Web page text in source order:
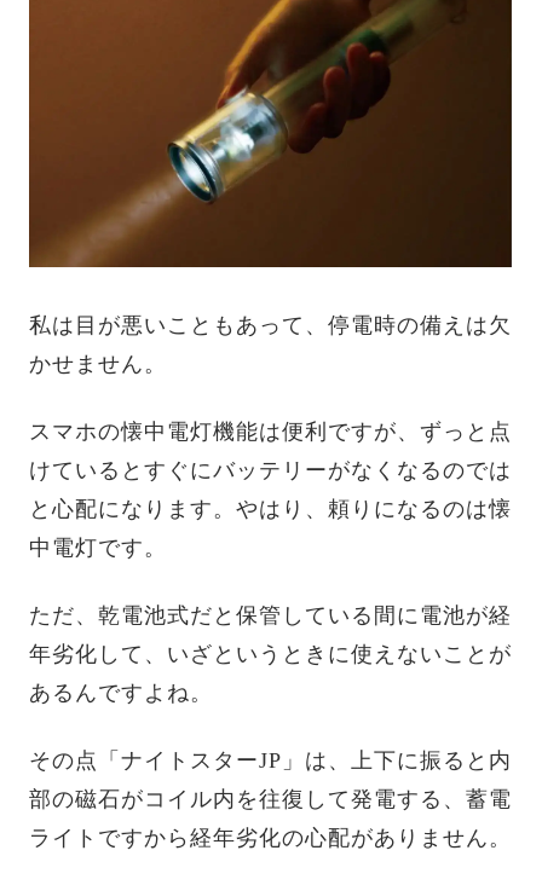
私は目が悪いこともあって、停電時の備えは欠
かせません。
スマホの懐中電灯機能は便利ですが、ずっと点
けているとすぐにバッテリーがなくなるのでは
と心配になります。やはり、頼りになるのは懐
中電灯です。
ただ、乾電池式だと保管している間に電池が経
年劣化して、いざというときに使えないことが
あるんですよね。
その点「ナイトスターJP」は、上下に振ると内
部の磁石がコイル内を往復して発電する、蓄電
ライトですから経年劣化の心配がありません。